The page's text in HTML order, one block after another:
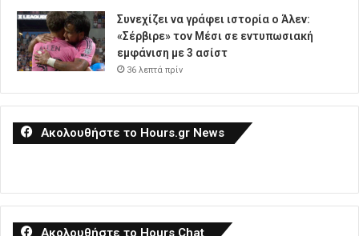
Συνεχίζει να γράφει ιστορία ο Άλεν:
«Σέρβιρε» τον Μέσι σε εντυπωσιακή
εμφάνιση με 3 ασίστ
36 λεπτά πρίν
Ακολουθήστε το Hours.gr News
Ακολουθήστε το Hours Chat